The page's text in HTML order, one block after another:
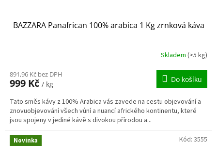
BAZZARA Panafrican 100% arabica 1 Kg zrnková káva
Skladem (>5 kg)
891,96 Kč bez DPH
999 Kč / kg
Do košíku
Tato směs kávy z 100% Arabica vás zavede na cestu objevování a
znovuobjevování všech vůní a nuancí afrického kontinentu, které
jsou spojeny v jediné kávě s divokou přírodou a...
Novinka Kód: 3555